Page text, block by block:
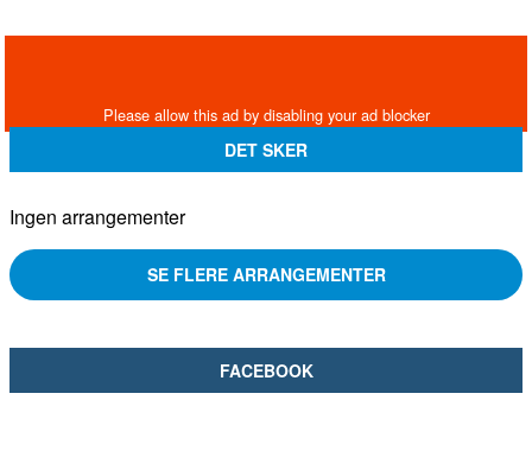
DET SKER
Ingen arrangementer
SE FLERE ARRANGEMENTER
FACEBOOK